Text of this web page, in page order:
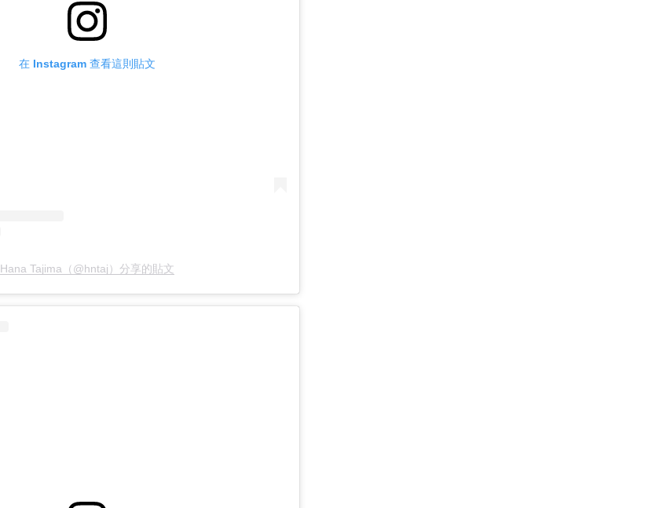
在 Instagram 查看這則貼文
Hana Tajima（@hntaj）分享的貼文